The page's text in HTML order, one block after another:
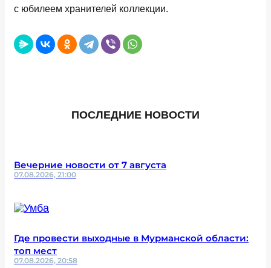
с юбилеем хранителей коллекции.
ПОСЛЕДНИЕ НОВОСТИ
Вечерние новости от 7 августа
07.08.2026, 21:00
Где провести выходные в Мурманской области:
топ мест
07.08.2026, 20:58